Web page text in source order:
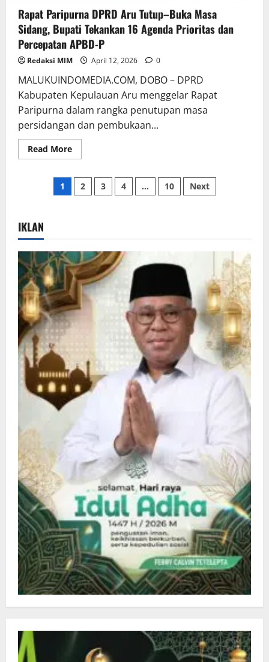
Rapat Paripurna DPRD Aru Tutup–Buka Masa
Sidang, Bupati Tekankan 16 Agenda Prioritas dan
Percepatan APBD-P
Redaksi MIM April 12, 2026 0
MALUKUINDOMEDIA.COM, DOBO – DPRD
Kabupaten Kepulauan Aru menggelar Rapat
Paripurna dalam rangka penutupan masa
persidangan dan pembukaan...
Read More
1 2 3 4 … 10 Next
IKLAN